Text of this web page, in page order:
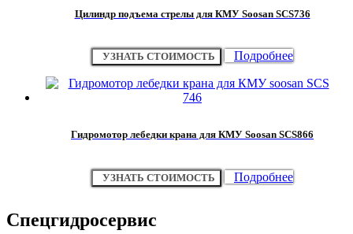
Цилиндр подъема стрелы для КМУ Soosan SCS736
УЗНАТЬ СТОИМОСТЬ Подробнее
Гидромотор лебедки крана для КМУ Soosan SCS866
УЗНАТЬ СТОИМОСТЬ Подробнее
Спецгидросервис